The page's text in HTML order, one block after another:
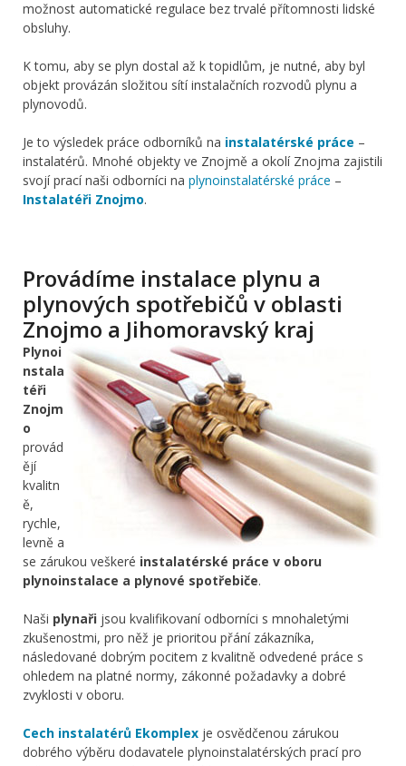
možnost automatické regulace bez trvalé přítomnosti lidské
obsluhy.
K tomu, aby se plyn dostal až k topidlům, je nutné, aby byl
objekt provázán složitou sítí instalačních rozvodů plynu a
plynovodů.
Je to výsledek práce odborníků na instalatérské práce –
instalatérů. Mnohé objekty ve Znojmě a okolí Znojma zajistili
svojí prací naši odborníci na plynoinstalatérské práce –
Instalatéři Znojmo.
Provádíme instalace plynu a
plynových spotřebičů v oblasti
Znojmo a Jihomoravský kraj
Plynoi
nstala
téři
Znojm
o
provád
ějí
kvalitn
ě,
rychle,
levně a
se zárukou veškeré instalatérské práce v oboru
plynoinstalace a plynové spotřebiče.
Naši plynaři jsou kvalifikovaní odborníci s mnohaletými
zkušenostmi, pro něž je prioritou přání zákazníka,
následované dobrým pocitem z kvalitně odvedené práce s
ohledem na platné normy, zákonné požadavky a dobré
zvyklosti v oboru.
Cech instalatérů Ekomplex je osvědčenou zárukou
dobrého výběru dodavatele plynoinstalatérských prací pro